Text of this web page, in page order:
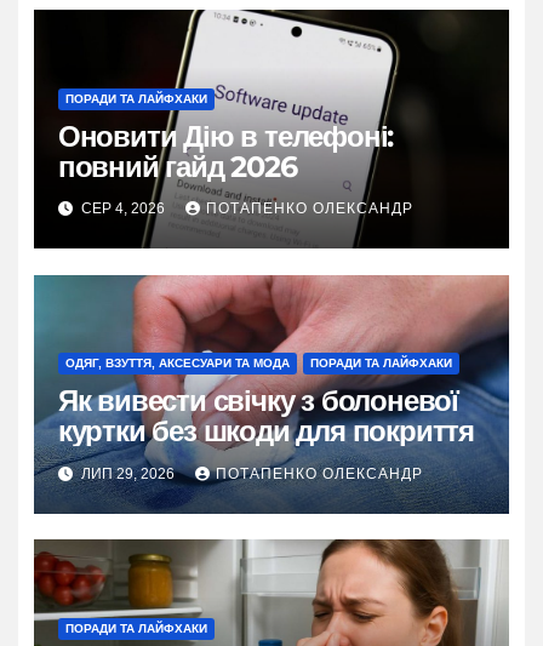
ПОРАДИ ТА ЛАЙФХАКИ
Оновити Дію в телефоні:
повний гайд 2026
СЕР 4, 2026 ПОТАПЕНКО ОЛЕКСАНДР
ОДЯГ, ВЗУТТЯ, АКСЕСУАРИ ТА МОДА ПОРАДИ ТА ЛАЙФХАКИ
Як вивести свічку з болоневої
куртки без шкоди для покриття
ЛИП 29, 2026 ПОТАПЕНКО ОЛЕКСАНДР
ПОРАДИ ТА ЛАЙФХАКИ